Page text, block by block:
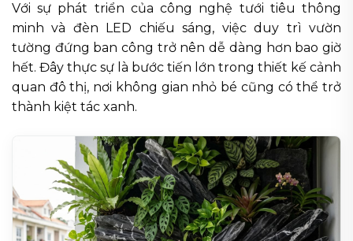
Với sự phát triển của công nghệ tưới tiêu thông
minh và đèn LED chiếu sáng, việc duy trì vườn
tường đứng ban công trở nên dễ dàng hơn bao giờ
hết. Đây thực sự là bước tiến lớn trong thiết kế cảnh
quan đô thị, nơi không gian nhỏ bé cũng có thể trở
thành kiệt tác xanh.